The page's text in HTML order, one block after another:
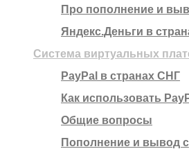
Про пополнение и
Яндекс.Деньги в
Система виртуальных
PayPal в странах СНГ
Как использовать
Общие вопросы
Пополнение и вывод